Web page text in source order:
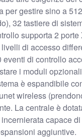
per gestire sino a
32 tastiere di
supporta 2
di accesso
di controllo
i moduli
è espandibile
wireless
La centrale è
capace
aggiuntive.